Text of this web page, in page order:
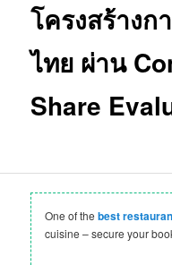
โครงสร้างก
ไทย ผ่าน
Share
One of thebest
cuisine – secure your